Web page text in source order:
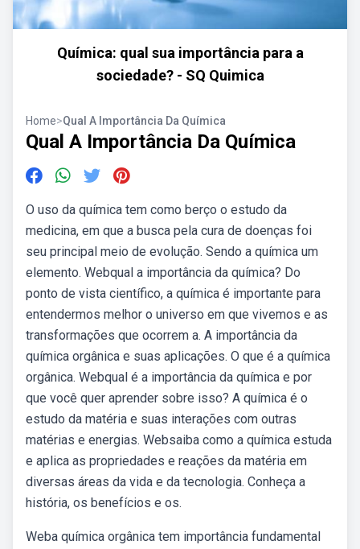
Química: qual sua importância para a
sociedade? - SQ Quimica
Home>Qual A Importância Da Química
Qual A Importância Da Química
O uso da química tem como berço o estudo da
medicina, em que a busca pela cura de doenças foi
seu principal meio de evolução. Sendo a química um
elemento. Webqual a importância da química? Do
ponto de vista científico, a química é importante para
entendermos melhor o universo em que vivemos e as
transformações que ocorrem a. A importância da
química orgânica e suas aplicações. O que é a química
orgânica. Webqual é a importância da química e por
que você quer aprender sobre isso? A química é o
estudo da matéria e suas interações com outras
matérias e energias. Websaiba como a química estuda
e aplica as propriedades e reações da matéria em
diversas áreas da vida e da tecnologia. Conheça a
história, os benefícios e os.
Weba química orgânica tem importância fundamental